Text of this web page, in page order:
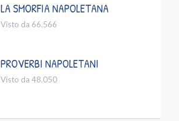
LA SMORFIA NAPOLETANA
Visto da 66.566
PROVERBI NAPOLETANI
Visto da 48.050